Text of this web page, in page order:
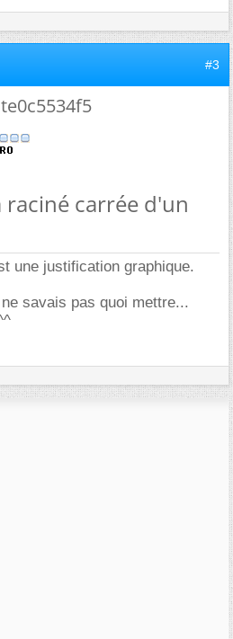
#3
raciné carrée d'un
une justification graphique.
savais pas quoi mettre...